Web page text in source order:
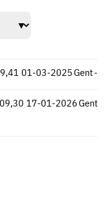
Gent-
01-03-2025
Gent
09,30 17-01-2026